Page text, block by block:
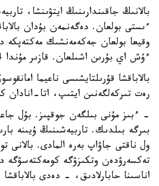
بالانىڭ جاقىندارىنىڭ ايتۋىنشا،
ءىستى بولعان. دەگەنمەن بۇدان
وقيعا بولعان جەكەمەنشىك مەكتەپكە
ءۇش اي بۇرىن اشىلعان. قازىر مۇندا 24 بالا تاربيەلەنەدى.
بالاباقشا قۇرىلتايشىسى ناعيما
رەت تىركەلگەنىن ايتىپ، اتا-انادان
- ءبىز مۇنى بىلگەن جوقپىز. بۇل
بىرگە بىلدىك. تاربيەشىنىڭ ۇيىنە
ول ناقتى جاۋاپ بەرە المادى. بالانى
تەكسەرۋدەن وتكىزۋگە كومەكتەسۋگە
اناسىنا حابارلادىق، - دەدى